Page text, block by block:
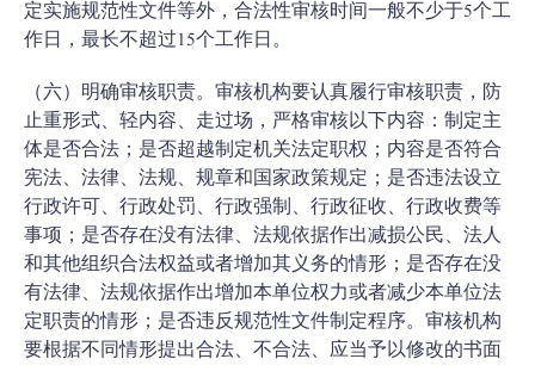
定实施规范性文件等外，合法性审核时间一般不少于5个工
作日，最长不超过15个工作日。
（六）明确审核职责。审核机构要认真履行审核职责，防
止重形式、轻内容、走过场，严格审核以下内容：制定主
体是否合法；是否超越制定机关法定职权；内容是否符合
宪法、法律、法规、规章和国家政策规定；是否违法设立
行政许可、行政处罚、行政强制、行政征收、行政收费等
事项；是否存在没有法律、法规依据作出减损公民、法人
和其他组织合法权益或者增加其义务的情形；是否存在没
有法律、法规依据作出增加本单位权力或者减少本单位法
定职责的情形；是否违反规范性文件制定程序。审核机构
要根据不同情形提出合法、不合法、应当予以修改的书面